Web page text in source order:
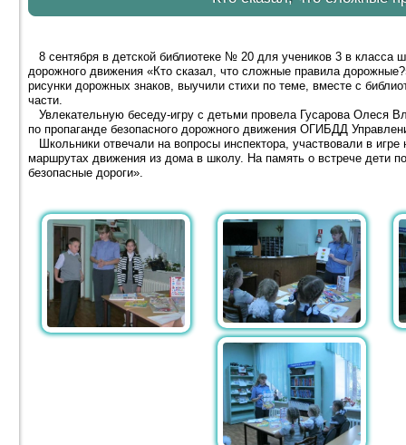
8 сентября в детской библиотеке № 20 для учеников 3 в класса
дорожного движения «Кто сказал, что сложные правила
рисунки дорожных знаков, выучили стихи по теме, вместе с
части.
Увлекательную беседу-игру с детьми провела Гусарова Олеся
по пропаганде безопасного дорожного движения ОГИБДД
Школьники отвечали на вопросы инспектора, участвовали в
маршрутах движения из дома в школу. На память о встрече дети
безопасные дороги».